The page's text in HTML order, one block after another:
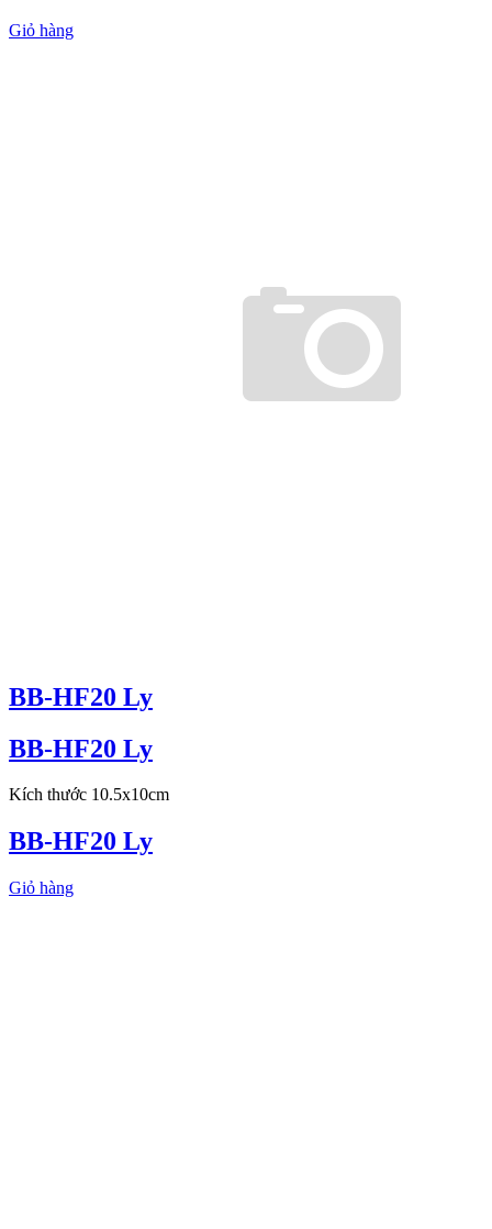
Giỏ hàng
BB-HF20 Ly
BB-HF20 Ly
Kích thước 10.5x10cm
BB-HF20 Ly
Giỏ hàng